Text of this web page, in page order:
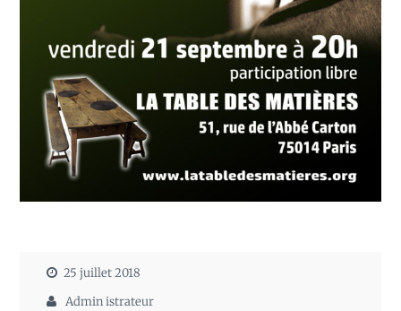
25 juillet 2018
Admin istrateur